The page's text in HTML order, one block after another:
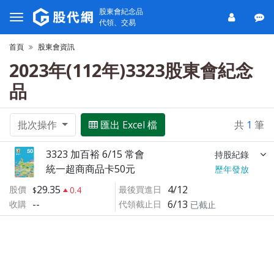
股東會紀念品
代領、交易
首頁 股東會資訊
2023年(112年)3323股東會紀念
品
批次操作 匯出 Excel 檔 共 1 筆
3323 加百裕 6/15 常會 持股紀錄
統一超商商品卡50元
歷年發放
股價
29.35
0.4
收購 --
最後買進日 4/12
代領截止日 6/13 已截止